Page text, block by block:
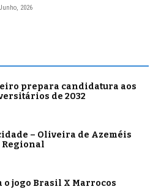
2026
prepara candidatura aos
de 2032
– Oliveira de Azeméis
Regional
o jogo Brasil X Marrocos